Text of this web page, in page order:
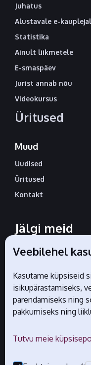
Juhatus
Alustavale e-
Statistika
Ainult liikmetele
E-smaspäev
Jurist annab nõu
Videokursus
Üritused
Muud
Uudised
Üritused
Kontakt
Jälgi meid
Liidu
Veebilehel
Kasutame küpsiseid
isikupärastamiseks,
parendamiseks ning
pakkumiseks ning
Tutvu meie